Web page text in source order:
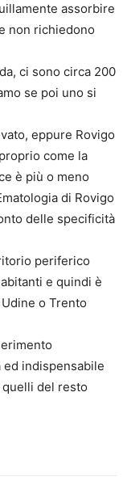
assorbire
non richiedono
ci sono circa 200
se poi uno si
eppure Rovigo
come la
è più o meno
di Rovigo
delle specificità
periferico
e quindi è
o Trento
ed indispensabile
del resto